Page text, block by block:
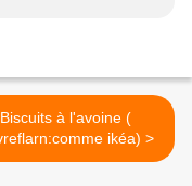
Biscuits à l'avoine (
Havreflarn:comme ikéa) >